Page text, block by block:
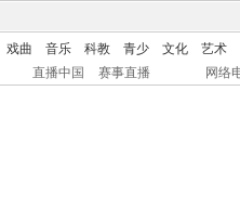
戏曲 音乐 科教 青少 文化
艺术
直播中国 赛事直播 网络